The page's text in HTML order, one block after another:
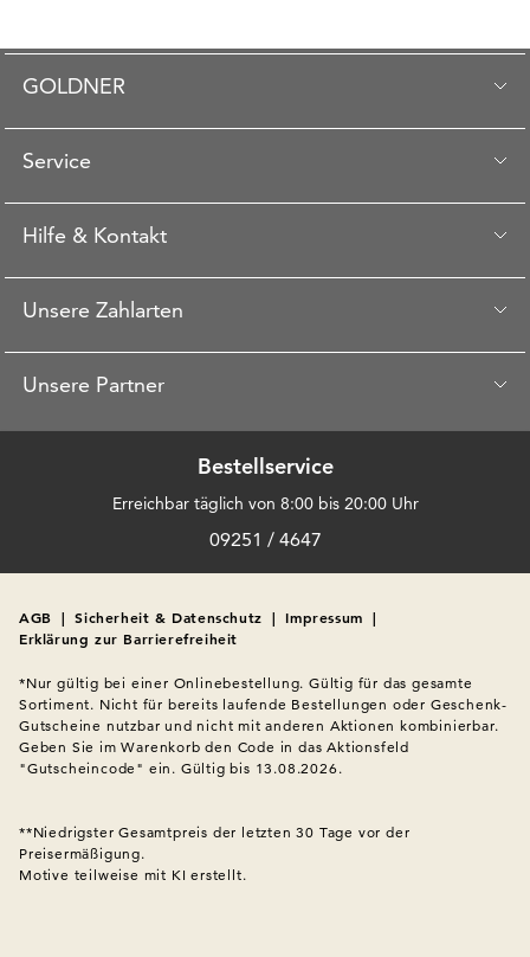
GOLDNER
Service
Hilfe & Kontakt
Unsere Zahlarten
Unsere Partner
Bestellservice
Erreichbar täglich von 8:00 bis 20:00 Uhr
09251 / 4647
AGB | Sicherheit & Datenschutz | Impressum |
Erklärung zur Barrierefreiheit
*Nur gültig bei einer Onlinebestellung. Gültig für das gesamte
Sortiment. Nicht für bereits laufende Bestellungen oder Geschenk-
Gutscheine nutzbar und nicht mit anderen Aktionen kombinierbar.
Geben Sie im Warenkorb den Code in das Aktionsfeld
"Gutscheincode" ein. Gültig bis 13.08.2026.
**Niedrigster Gesamtpreis der letzten 30 Tage vor der
Preisermäßigung.
Motive teilweise mit KI erstellt.